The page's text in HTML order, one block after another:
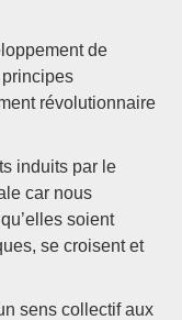
de
révolutionnaire
induits par le
car nous
soient
se croisent et
sens collectif aux